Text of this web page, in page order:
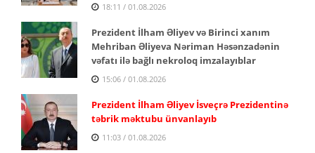
18:11 / 01.08.2026
Prezident İlham Əliyev və Birinci xanım
Mehriban Əliyeva Nəriman Həsənzadənin
vəfatı ilə bağlı nekroloq imzalayıblar
15:06 / 01.08.2026
Prezident İlham Əliyev İsveçrə Prezidentinə
təbrik məktubu ünvanlayıb
11:03 / 01.08.2026